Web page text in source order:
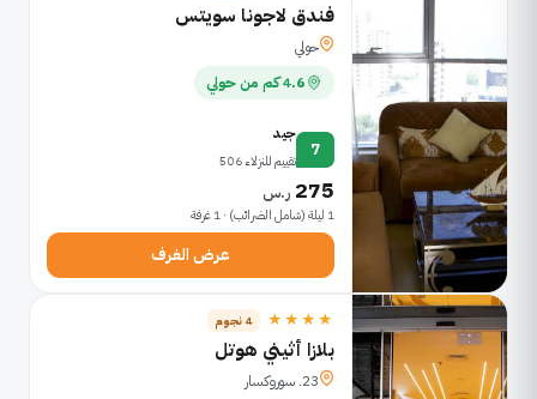
فندق لاجونا سويتس
حولي
4.6 كم من حولي
7
جيد
تقييم للنزلاء 506
275 ر.س
1 ليلة (شامل الضرائب) · 1 غرفة
عرض الغرف
★★★★ 4 نجوم
بلازا أثيني هوتل
23. سوروكسار